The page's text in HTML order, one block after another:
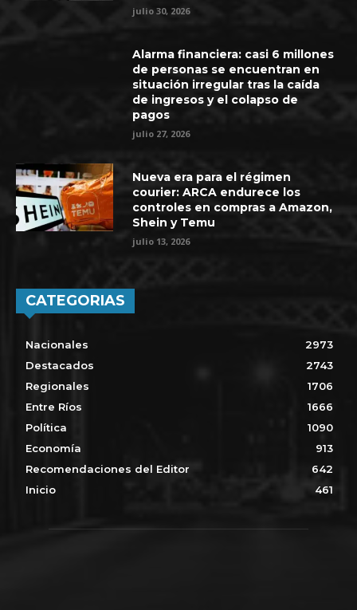
julio 30, 2026
Alarma financiera: casi 6 millones
de personas se encuentran en
situación irregular tras la caída
de ingresos y el colapso de
pagos
julio 27, 2026
Nueva era para el régimen
courier: ARCA endurece los
controles en compras a Amazon,
Shein y Temu
julio 13, 2026
CATEGORIAS
Nacionales
2973
Destacados
2743
Regionales
1706
Entre Ríos
1666
Política
1090
Economía
913
Recomendaciones del Editor
642
Inicio
461